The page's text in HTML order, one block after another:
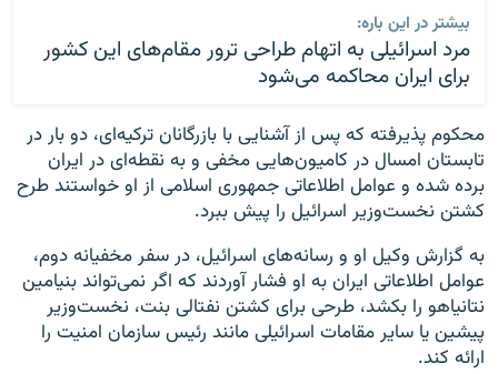
بیشتر در این باره:
مرد اسرائیلی به اتهام طراحی ترور مقام‌های این کشور
برای ایران محاکمه می‌شود
محکوم پذیرفته که پس از آشنایی با بازرگانان ترکیه‌ای، دو بار در
تابستان امسال در کامیون‌هایی مخفی و به نقطه‌ای در ایران
برده شده و عوامل اطلاعاتی جمهوری اسلامی از او خواستند طرح
کشتن نخست‌وزیر اسرائیل را پیش ببرد.
به گزارش وکیل او و رسانه‌های اسرائیل، در سفر مخفیانه دوم،
عوامل اطلاعاتی ایران به او فشار آوردند که اگر نمی‌تواند بنیامین
نتانیاهو را بکشد، طرحی برای کشتن نفتالی بنت، نخست‌وزیر
پیشین یا سایر مقامات اسرائیلی مانند رئیس سازمان امنیت را
ارائه کند.